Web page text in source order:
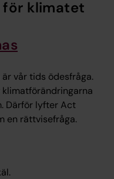
för klimatet
vår tids ödesfråga.
Därför lyfter Act
en rättvisefråga.